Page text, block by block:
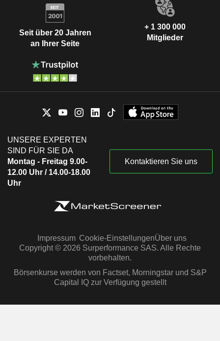
Seit über 20 Jahren
an Ihrer Seite
+ 1 300 000
Mitglieder
UNSERE EXPERTEN
SIND FÜR SIE DA
Montag - Freitag 9.00-
12.00 Uhr / 14.00-18.00
Uhr
Kontaktieren Sie uns
Impressum Cookie-EinstellungenÜber uns
Copyright © 2026 Surperformance SAS. Alle Rechte
vorbehalten.
Börsenkurse werden von Factset, Morningstar und S&P
Capital IQ zur Verfügung gestellt